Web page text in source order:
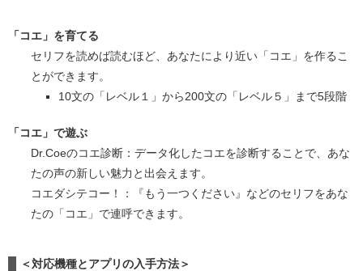
「コエ」を育てる
セリフを読めば読むほど、あなたにより近い「コエ」を作るこ
とができます。
10文の「レベル１」から200文の「レベル５」まで5段階
「コエ」で遊ぶ
Dr.Coeのコエ診断：データ化したコエを診断することで、あな
たの声の新しい魅力と出会えます。
コエダシテコー！：『もう一つください』などのセリフをあな
たの「コエ」で連呼できます。
＜対応機種とアプリの入手方法＞